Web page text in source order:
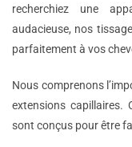
recherchiez une
audacieuse, nos
parfaitement à vos
Nous comprenons
extensions capillaires.
sont conçus pour être